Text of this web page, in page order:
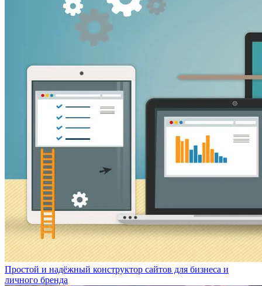
Простой и надёжный конструктор сайтов для бизнеса и
личного бренда